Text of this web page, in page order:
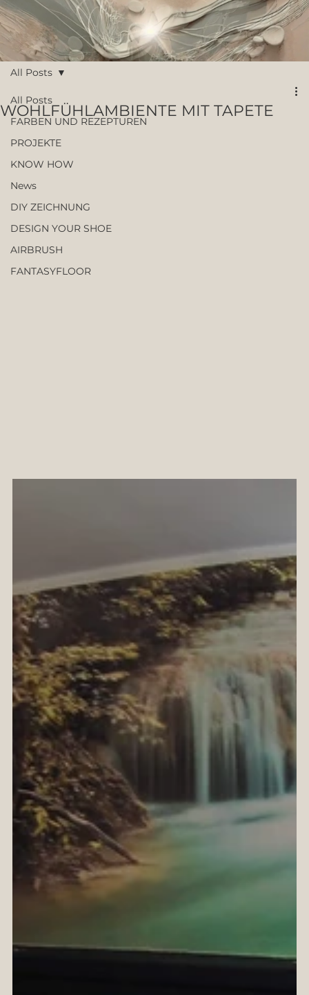
All Posts
FARBEN UND REZEPTUREN
PROJEKTE
KNOW HOW
News
DIY ZEICHNUNG
DESIGN YOUR SHOE
AIRBRUSH
FANTASYFLOOR
All Posts
WOHLFÜHLAMBIENTE MIT TAPETE